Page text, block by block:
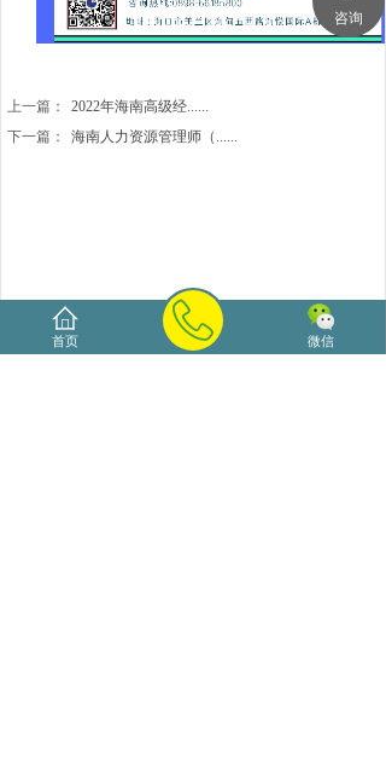
上一篇：
2022年海南高级经......
下一篇：
海南人力资源管理师（......
首页 微信
咨询